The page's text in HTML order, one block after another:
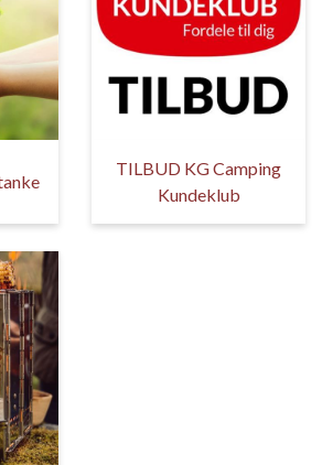
TILBUD KG Camping
Kundeklub